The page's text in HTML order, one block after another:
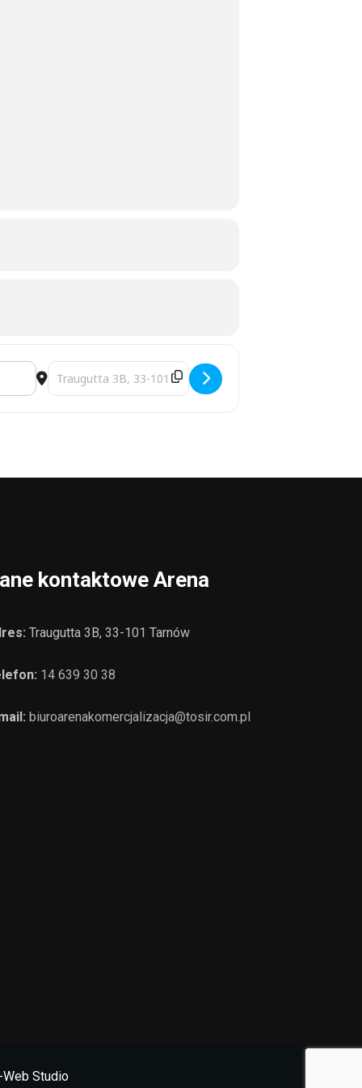
Destination Address - turniej grupa azoty unia tarnów
kontaktowe Arena
Traugutta 3B, 33-101 Tarnów
14 639 30 38
biuroarenakomercjalizacja@tosir.com.pl
Studio